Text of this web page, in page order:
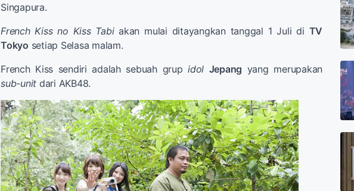
Singapura.
French Kiss no Kiss Tabiakan mulai ditayangkan tanggal 1 Juli di TV
Tokyo setiap Selasa malam.
French Kiss sendiri adalah sebuah grupidol Jepang yang merupakan
sub-unit dari AKB48.